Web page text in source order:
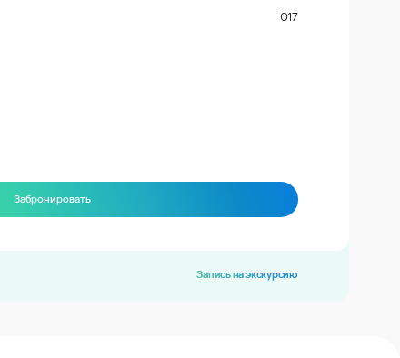
017
Забронировать
Запись на экскурсию